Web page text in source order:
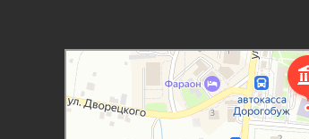
Дорогобужский дом детского творчества
Дом культуры в Дорогобуже
Дополнительное образование в Дорогобуже